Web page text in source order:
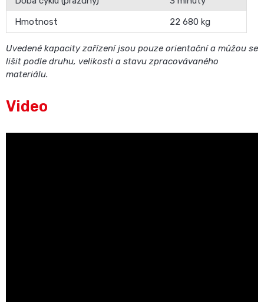
Hmotnost
22 680 kg
Uvedené kapacity zařízení jsou pouze orientační a můžou se
lišit podle druhu, velikosti a stavu zpracovávaného
materiálu.
Video